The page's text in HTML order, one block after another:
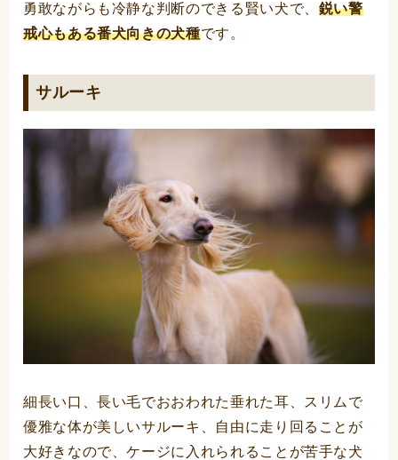
勇敢ながらも冷静な判断のできる賢い犬で、 鋭い警
戒心もある番犬向きの犬種です。
サルーキ
細長い口、長い毛でおおわれた垂れた耳、スリムで
優雅な体が美しいサルーキ、自由に走り回ることが
大好きなので、ケージに入れられることが苦手な犬